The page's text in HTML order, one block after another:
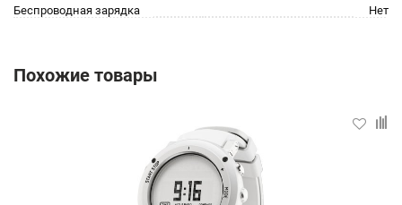
Беспроводная зарядка Нет
Похожие товары